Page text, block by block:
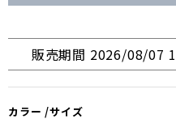
販売期間 2026/08/07
カラー サイズ